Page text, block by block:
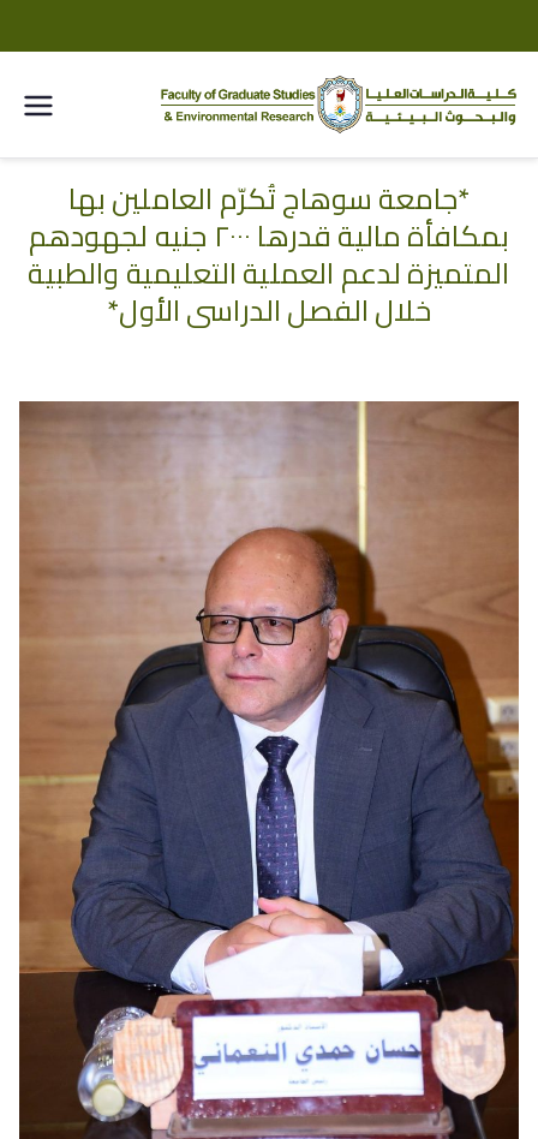
المحتوى
كلية
الدراسا
ت
العليا
والبحو
ث
*جامعة سوهاج تُكرّم العاملين بها
بمكافأة مالية قدرها ٢٠٠٠ جنيه لجهودهم
المتميزة لدعم العملية التعليمية والطبية
خلال الفصل الدراسي الأول*